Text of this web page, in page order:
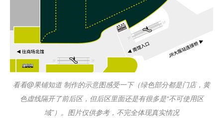
看看@果铺知道 制作的示意图感受一下（绿色部分都是门店，黄
色虚线隔开了前后区，但后区里面还是有很多是“不可使用区
域”）。图片仅供参考，不完全体现真实情况